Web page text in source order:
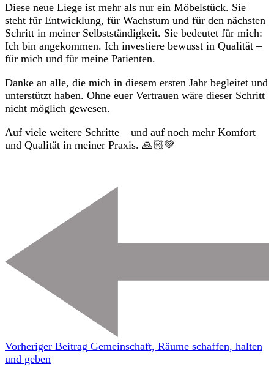
Diese neue Liege ist mehr als nur ein Möbelstück. Sie
steht für Entwicklung, für Wachstum und für den nächsten
Schritt in meiner Selbstständigkeit. Sie bedeutet für mich:
Ich bin angekommen. Ich investiere bewusst in Qualität –
für mich und für meine Patienten.
Danke an alle, die mich in diesem ersten Jahr begleitet und
unterstützt haben. Ohne euer Vertrauen wäre dieser Schritt
nicht möglich gewesen.
Auf viele weitere Schritte – und auf noch mehr Komfort
und Qualität in meiner Praxis. 🙏🏻💚
Beitragsnavigation
Vorheriger Beitrag Gemeinschaft, Räume schaffen, halten
und geben